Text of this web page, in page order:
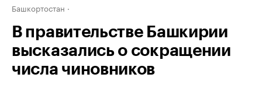
Башкортостан
В правительстве Башкирии
высказались о сокращении
числа чиновников